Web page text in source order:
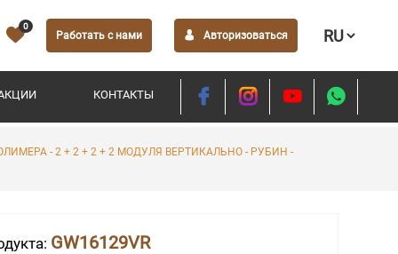
0
Работать с нами Авторизоваться
КОНТАКТЫ
- 2 + 2 + 2 + 2 МОДУЛЯ ВЕРТИКАЛЬНО - РУБИН -
GW16129VR